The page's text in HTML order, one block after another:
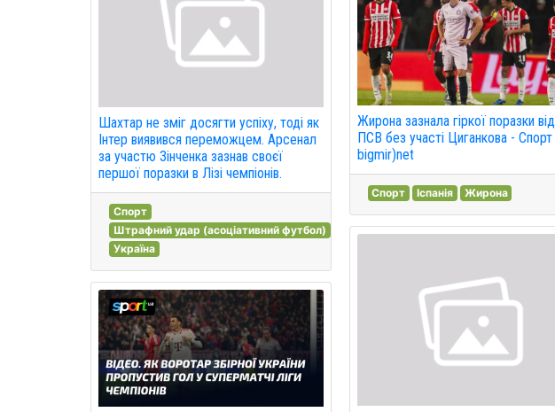
Шахтар не зміг досягти успіху, тоді як
Інтер виявився переможцем. Арсенал
за участю Зінченка зазнав своєї
першої поразки в Лізі чемпіонів.
Спорт
Штрафний удар (асоціативний футбол)
Україна
Жирона зазнала гіркої поразки від
ПСВ без участі Циганкова - Спорт
bigmir)net
Спорт Іспанія Жирона